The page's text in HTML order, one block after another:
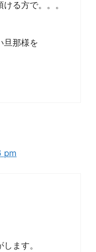
る方で。。。
旦那様を
pm
ます。